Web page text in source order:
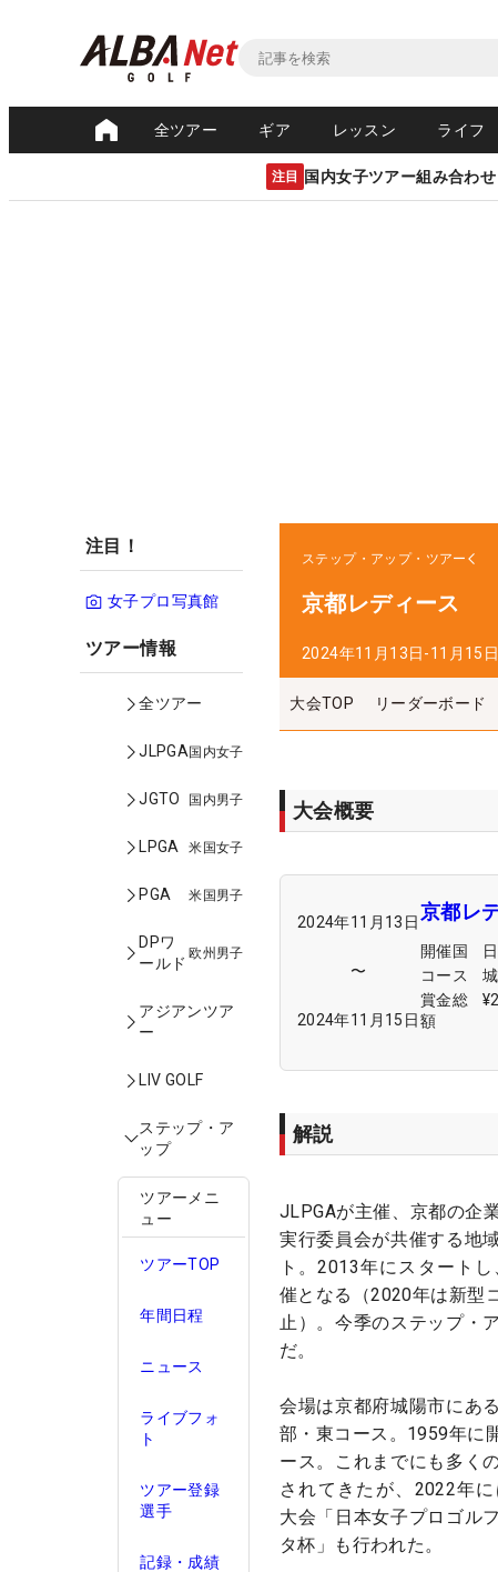
全ツアー ギア レッスン ライフ
注目 国内女子ツアー組み合わせ
注目！
女子プロ写真館
ツアー情報
全ツアー
JLPGA国内女子
JGTO 国内男子
LPGA 米国女子
PGA 米国男子
DPワ
ールド
欧州男子
アジアンツア
ー
LIV GOLF
ステップ・ア
ップ
ツアーメニ
ュー
ツアーTOP
年間日程
ニュース
ライブフォ
ト
ツアー登録
選手
記録・成績
ステップ・アップ・ツアー
京都レディース
2024年11月13日-11月15
大会TOP リーダーボード
大会概要
2024年11月13日
〜
2024年11月15日
京都レ
開催国
コース
賞金総
額
解説
JLPGAが主催、京都の企
実行委員会が共催する地
ト。2013年にスタート
催となる（2020年は新型
止）。今季のステップ・
だ。
会場は京都府城陽市にあ
部・東コース。1959年に
ース。これまでにも多く
されてきたが、2022年
大会「日本女子プロゴル
タ杯」も行われた。